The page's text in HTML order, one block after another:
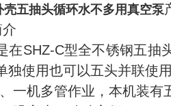
壳五抽头循环水不多用真空泵
在SHZ-C型全不锈钢五抽
独使用也可以五头并联使用
一机多管作业，本机装有